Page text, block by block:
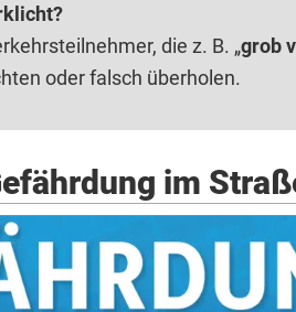
die z. B. „grob
oder falsch überholen.
im